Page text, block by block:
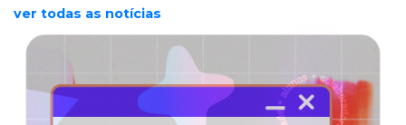
ver todas as notícias